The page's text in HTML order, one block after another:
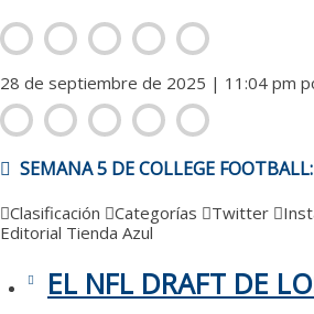
28 de septiembre de 2025 | 11:04 pm
NAVEGACIÓN
DE
ENTRADAS
SEMANA 5 DE COLLEGE
Clasificación Categorías Twitter
Editorial Tienda Azul
EL NFL DRAFT DE